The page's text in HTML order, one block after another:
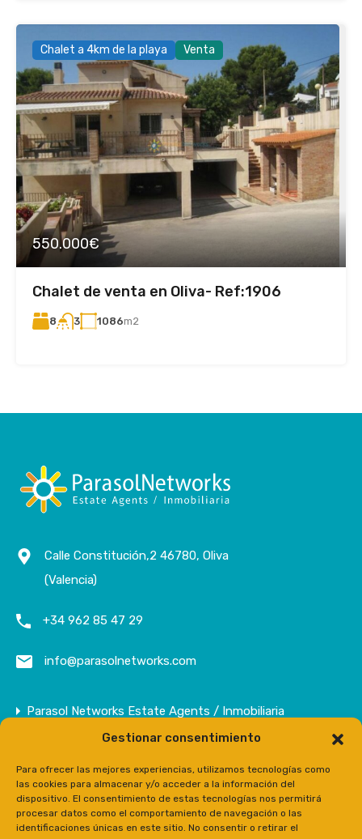
Gestionar consentimiento
Para ofrecer las mejores experiencias, utilizamos tecnologías como
las cookies para almacenar y/o acceder a la información del
dispositivo. El consentimiento de estas tecnologías nos permitirá
procesar datos como el comportamiento de navegación o las
identificaciones únicas en este sitio. No consentir o retirar el
Chalet a 4km de la playa Venta
550.000€
Chalet de venta en Oliva- Ref:1906
8 3 1086m2
Calle Constitución,2 46780, Oliva
(Valencia)
+34 962 85 47 29
info@parasolnetworks.com
Parasol Networks Estate Agents / Inmobiliaria
Inmuebles
Contacto
Prensa